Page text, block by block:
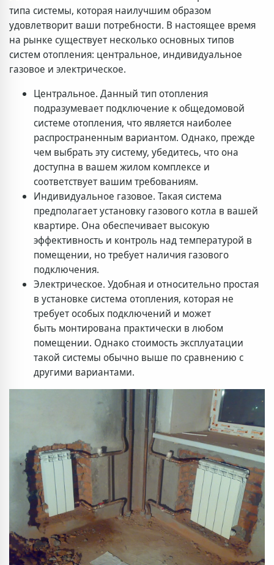
типа системы, которая наилучшим образом
удовлетворит ваши потребности. В настоящее время
на рынке существует несколько основных типов
систем отопления: центральное, индивидуальное
газовое и электрическое.
Центральное. Данный тип отопления
подразумевает подключение к общедомовой
системе отопления, что является наиболее
распространенным вариантом. Однако, прежде
чем выбрать эту систему, убедитесь, что она
доступна в вашем жилом комплексе и
соответствует вашим требованиям.
Индивидуальное газовое. Такая система
предполагает установку газового котла в вашей
квартире. Она обеспечивает высокую
эффективность и контроль над температурой в
помещении, но требует наличия газового
подключения.
Электрическое. Удобная и относительно простая
в установке система отопления, которая не
требует особых подключений и может
быть монтирована практически в любом
помещении. Однако стоимость эксплуатации
такой системы обычно выше по сравнению с
другими вариантами.